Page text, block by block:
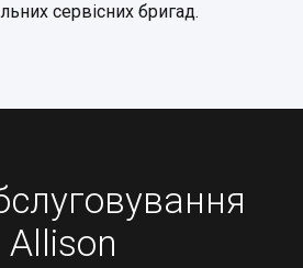
сервісних бригад.
Allison